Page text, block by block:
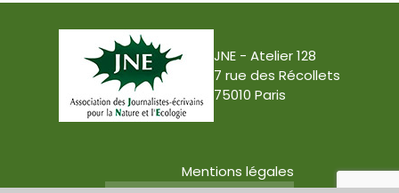
JNE - Atelier 128
7 rue des Récollets
75010 Paris
Mentions légales